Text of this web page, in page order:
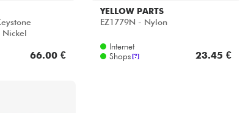
Nickel
66.00 €
YELLOW PARTS
EZ1779N - Nylon
Internet
Shops [?] 23.45 €